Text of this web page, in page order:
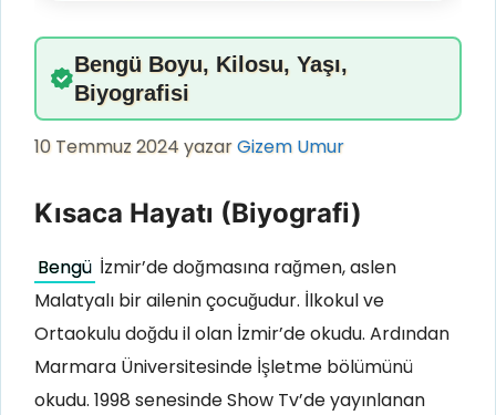
Bengü Boyu, Kilosu, Yaşı,
Biyografisi
10 Temmuz 2024yazarGizem Umur
Kısaca Hayatı (Biyografi)
Bengü İzmir’de doğmasına rağmen, aslen
Malatyalı bir ailenin çocuğudur. İlkokul ve
Ortaokulu doğdu il olan İzmir’de okudu. Ardından
Marmara Üniversitesinde İşletme bölümünü
okudu. 1998 senesinde Show Tv’de yayınlanan